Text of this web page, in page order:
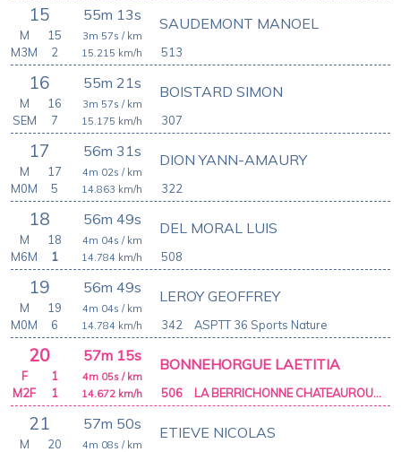
15 55m 13s
513
SAUDEMONT MANOEL
3m 57s / km
15.215 km/h
M
15
M3M
2
16 55m 21s
307
BOISTARD SIMON
3m 57s / km
15.175 km/h
M
16
SEM
7
17 56m 31s
322
DION YANN-AMAURY
4m 02s / km
14.863 km/h
M
17
M0M
5
18 56m 49s
508
DEL MORAL LUIS
4m 04s / km
14.784 km/h
M
18
M6M
1
19 56m 49s
342
LEROY GEOFFREY
4m 04s / km
14.784 km/h
M
19
M0M
6 ASPTT 36 Sports Nature
20 57m 15s
506
BONNEHORGUE LAETITIA
4m 05s / km
14.672 km/h
F
1
M2F
1 LA BERRICHONNE CHATEAUROUX ATHLETIC CLUB
21 57m 50s ETIEVE NICOLAS
4m 08s / km
M
20